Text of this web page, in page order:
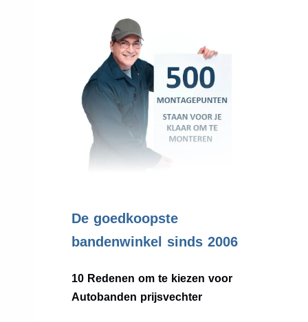
De goedkoopste
bandenwinkel sinds 2006
10 Redenen om te kiezen voor
Autobanden prijsvechter